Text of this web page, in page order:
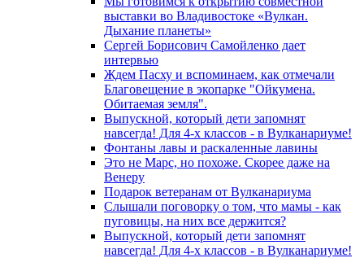
выставки во Владивостоке «Вулкан.
Дыхание планеты»
Сергей Борисович Самойленко дает
интервью
Ждем Пасху и вспоминаем, как отмечали
Благовещение в экопарке "Ойкумена.
Обитаемая земля".
Выпускной, который дети запомнят
навсегда! Для 4-х классов - в Вулканариуме!
Фонтаны лавы и раскаленные лавины
Это не Марс, но похоже. Скорее даже на
Венеру
Подарок ветеранам от Вулканариума
Слышали поговорку о том, что мамы - как
пуговицы, на них все держится?
Выпускной, который дети запомнят
навсегда! Для 4-х классов - в Вулканариуме!